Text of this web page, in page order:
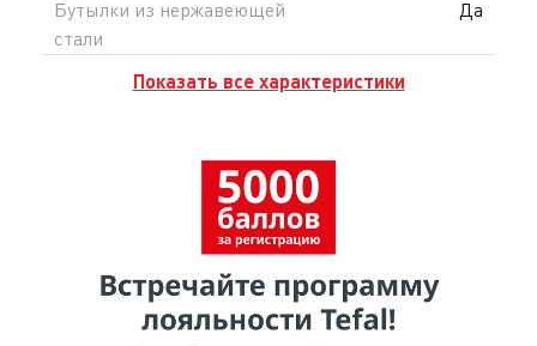
Бутылки из нержавеющей
стали
Да
Показать все характеристики